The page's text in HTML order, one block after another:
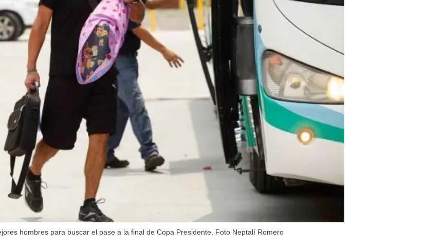
hombres para buscar el pase a la final de Copa Presidente. Foto Neptalí Romero